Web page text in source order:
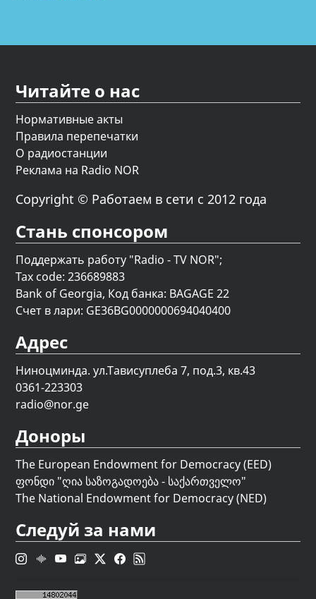
Читайте о нас
Нормативные акты
Правила перепечатки
О радиостанции
Реклама на Radio NOR
Copyright © Работаем в сети с 2012 года
Стань спонсором
Поддержать работу "Radio - TV NOR";
Tax code: 236689883
Bank of Georgia, Код банка: BAGAGE 22
Счет в лари: GE36BG0000000694040400
Адрес
Ниноцминда. ул.Тависуплеба 7, под.3, кв.43
0361-223303
radio@nor.ge
Доноры
The European Endowment for Democracy (EED)
ფონდი "ღია საზოგადოება - საქართველო"
The National Endowment for Democracy (NED)
Следуй за нами